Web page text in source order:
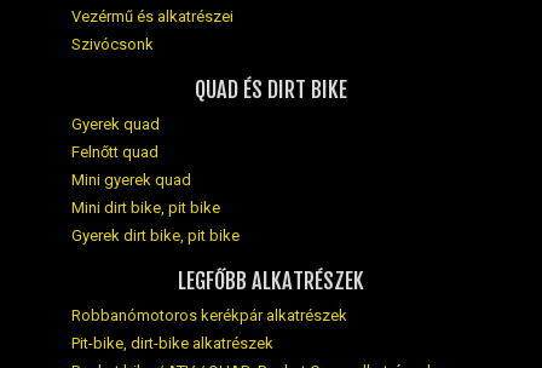
Vezérmű és alkatrészei
Szivócsonk
QUAD ÉS DIRT BIKE
Gyerek quad
Felnőtt quad
Mini gyerek quad
Mini dirt bike, pit bike
Gyerek dirt bike, pit bike
LEGFŐBB ALKATRÉSZEK
Robbanómotoros kerékpár alkatrészek
Pit-bike, dirt-bike alkatrészek